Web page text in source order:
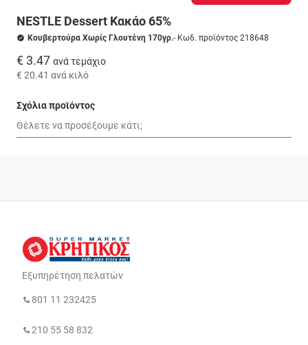
NESTLE Dessert Κακάο 65%
Κουβερτούρα Χωρίς Γλουτένη 170γρ.- Κωδ. προϊόντος 218648
€ 3.47 ανά τεμάχιο
€ 20.41 ανά κιλό
Σχόλια προϊόντος
Εξυπηρέτηση πελατών
801 11 232425
210 55 58 832